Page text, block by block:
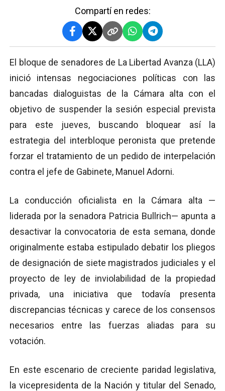
Compartí en redes:
El bloque de senadores de La Libertad Avanza (LLA)
inició intensas negociaciones políticas con las
bancadas dialoguistas de la Cámara alta con el
objetivo de suspender la sesión especial prevista
para este jueves, buscando bloquear así la
estrategia del interbloque peronista que pretende
forzar el tratamiento de un pedido de interpelación
contra el jefe de Gabinete, Manuel Adorni.
La conducción oficialista en la Cámara alta —
liderada por la senadora Patricia Bullrich— apunta a
desactivar la convocatoria de esta semana, donde
originalmente estaba estipulado debatir los pliegos
de designación de siete magistrados judiciales y el
proyecto de ley de inviolabilidad de la propiedad
privada, una iniciativa que todavía presenta
discrepancias técnicas y carece de los consensos
necesarios entre las fuerzas aliadas para su
votación.
En este escenario de creciente paridad legislativa,
la vicepresidenta de la Nación y titular del Senado,